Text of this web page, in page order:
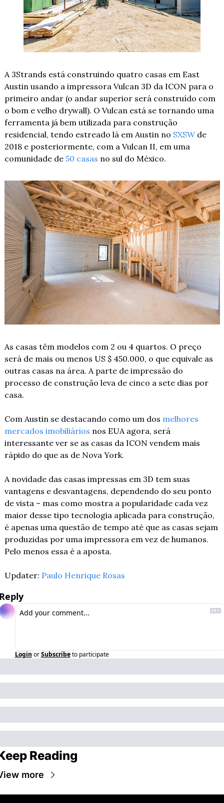
A 3Strands está construindo quatro casas em East
Austin usando a impressora Vulcan 3D da ICON para o
primeiro andar (o andar superior será construído com
o bom e velho drywall). O Vulcan está se tornando uma
ferramenta já bem utilizada para construção
residencial, tendo estreado lá em Austin no SXSW de
2018 e posteriormente, com a Vulcan II, em uma
comunidade de 50 casas no sul do México.
As casas têm modelos com 2 ou 4 quartos. O preço
será de mais ou menos US $ 450.000, o que equivale as
outras casas ​​na área. A parte de impressão do
processo de construção leva de cinco a sete dias por
casa.
Com Austin se destacando como um dos melhores
mercados imobiliários nos EUA agora, será
interessante ver se as casas da ICON vendem mais
rápido do que as de Nova York.
A novidade das casas impressas em 3D tem suas
vantagens e desvantagens, dependendo do seu ponto
de vista – mas como mostra a popularidade cada vez
maior desse tipo tecnologia aplicada para construção,
é apenas uma questão de tempo até que as casas sejam
produzidas por uma impressora em vez de humanos.
Pelo menos essa é a aposta.
Updater: Paulo Henrique Rosas
Login or Subscribe to participate
Reading
more